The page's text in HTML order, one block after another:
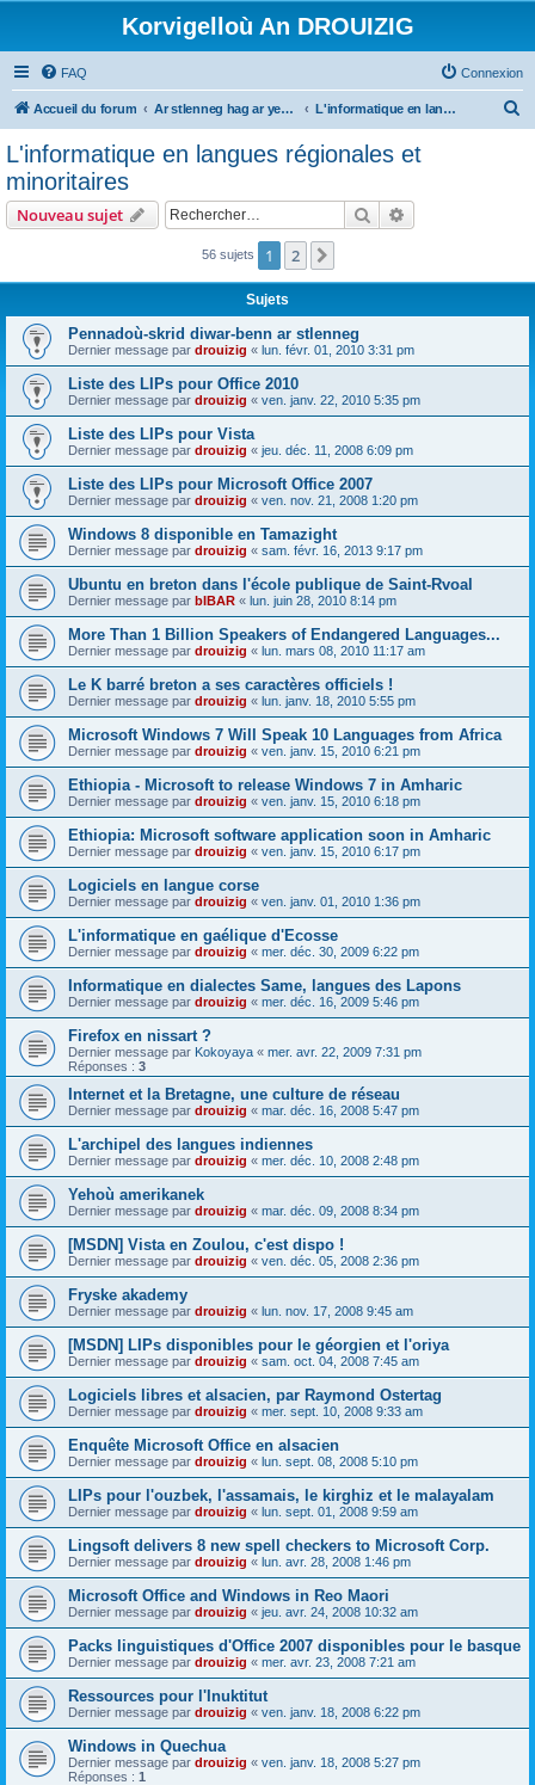
Korvigelloù An DROUIZIG
FAQ Connexion
Accueil du forum Ar stlenneg hag ar yezhoù bihan er bed a-bezh L'informatique en langues régionales et minoritaires
c
r
L'informatique en langues régionales et
minoritaires
Nouveau sujet Rechercher
56 sujets 1 2
Sujets
Pennadoù-skrid diwar-benn ar stlenneg
Dernier message par drouizig « lun. févr. 01, 2010 3:31 pm
Liste des LIPs pour Office 2010
Dernier message par drouizig « ven. janv. 22, 2010 5:35 pm
Liste des LIPs pour Vista
Dernier message par drouizig « jeu. déc. 11, 2008 6:09 pm
Liste des LIPs pour Microsoft Office 2007
Dernier message par drouizig « ven. nov. 21, 2008 1:20 pm
Windows 8 disponible en Tamazight
Dernier message par drouizig « sam. févr. 16, 2013 9:17 pm
Ubuntu en breton dans l'école publique de Saint-Rvoal
Dernier message par bIBAR « lun. juin 28, 2010 8:14 pm
More Than 1 Billion Speakers of Endangered Languages...
Dernier message par drouizig « lun. mars 08, 2010 11:17 am
Le K barré breton a ses caractères officiels !
Dernier message par drouizig « lun. janv. 18, 2010 5:55 pm
Microsoft Windows 7 Will Speak 10 Languages from Africa
Dernier message par drouizig « ven. janv. 15, 2010 6:21 pm
Ethiopia - Microsoft to release Windows 7 in Amharic
Dernier message par drouizig « ven. janv. 15, 2010 6:18 pm
Ethiopia: Microsoft software application soon in Amharic
Dernier message par drouizig « ven. janv. 15, 2010 6:17 pm
Logiciels en langue corse
Dernier message par drouizig « ven. janv. 01, 2010 1:36 pm
L'informatique en gaélique d'Ecosse
Dernier message par drouizig « mer. déc. 30, 2009 6:22 pm
Informatique en dialectes Same, langues des Lapons
Dernier message par drouizig « mer. déc. 16, 2009 5:46 pm
Firefox en nissart ?
Dernier message par Kokoyaya « mer. avr. 22, 2009 7:31 pm
Réponses : 3
Internet et la Bretagne, une culture de réseau
Dernier message par drouizig « mar. déc. 16, 2008 5:47 pm
L'archipel des langues indiennes
Dernier message par drouizig « mer. déc. 10, 2008 2:48 pm
Yehoù amerikanek
Dernier message par drouizig « mar. déc. 09, 2008 8:34 pm
[MSDN] Vista en Zoulou, c'est dispo !
Dernier message par drouizig « ven. déc. 05, 2008 2:36 pm
Fryske akademy
Dernier message par drouizig « lun. nov. 17, 2008 9:45 am
[MSDN] LIPs disponibles pour le géorgien et l'oriya
Dernier message par drouizig « sam. oct. 04, 2008 7:45 am
Logiciels libres et alsacien, par Raymond Ostertag
Dernier message par drouizig « mer. sept. 10, 2008 9:33 am
Enquête Microsoft Office en alsacien
Dernier message par drouizig « lun. sept. 08, 2008 5:10 pm
LIPs pour l'ouzbek, l'assamais, le kirghiz et le malayalam
Dernier message par drouizig « lun. sept. 01, 2008 9:59 am
Lingsoft delivers 8 new spell checkers to Microsoft Corp.
Dernier message par drouizig « lun. avr. 28, 2008 1:46 pm
Microsoft Office and Windows in Reo Maori
Dernier message par drouizig « jeu. avr. 24, 2008 10:32 am
Packs linguistiques d'Office 2007 disponibles pour le basque
Dernier message par drouizig « mer. avr. 23, 2008 7:21 am
Ressources pour l'Inuktitut
Dernier message par drouizig « ven. janv. 18, 2008 6:22 pm
Windows in Quechua
Dernier message par drouizig « ven. janv. 18, 2008 5:27 pm
Réponses : 1